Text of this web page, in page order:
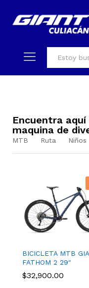
Encuentra
maquina de
MTB Ruta Niños
BICICLETA MTB
FATHOM 2 29″
$32,900.00